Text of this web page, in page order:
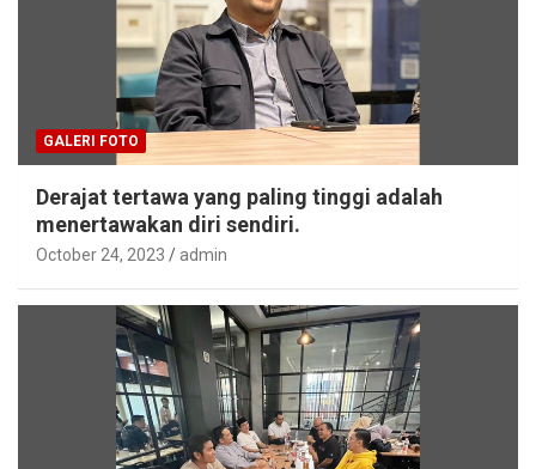
GALERI FOTO
Derajat tertawa yang paling tinggi adalah
menertawakan diri sendiri.
October 24, 2023 admin